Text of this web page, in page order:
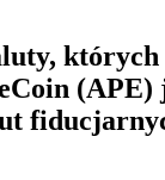
których
(APE)